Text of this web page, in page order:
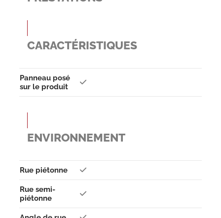
CARACTÉRISTIQUES
Panneau posé
sur le produit
ENVIRONNEMENT
Rue piétonne
Rue semi-
piétonne